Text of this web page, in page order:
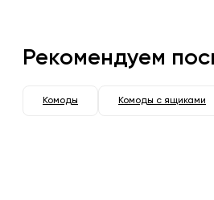
Рекомендуем
Комоды Комоды с ящиками